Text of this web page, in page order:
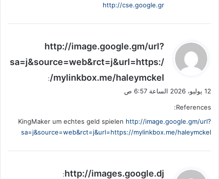
http://cse.google.gr
ي
و
ل
http://image.google.gm/url?
sa=j&source=web&rct=j&url=https:/
/mylinkbox.me/haleymckel
:
12 يوليو، 2026 الساعة 6:57 ص
References:
KingMaker um echtes geld spielen http://image.google.gm/url?
sa=j&source=web&rct=j&url=https://mylinkbox.me/haleymckel
يhttp://images.google.dj
: